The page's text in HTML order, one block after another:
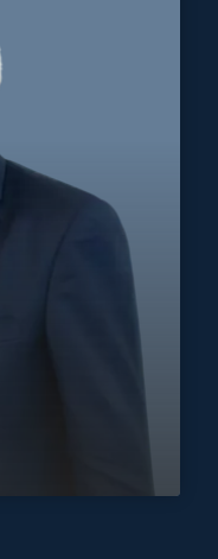
d’expertises :
de la concurrence